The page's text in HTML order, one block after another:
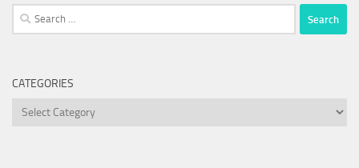
Search
for:
CATEGORIES
Categories